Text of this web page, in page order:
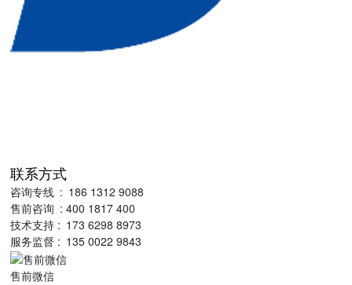
联系方式
咨询专线 : 186 1312 9088
售前咨询 : 400 1817 400
技术支持 : 173 6298 8973
服务监督 : 135 0022 9843
售前微信